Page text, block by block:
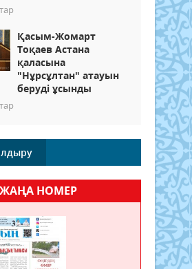
Қасым-Жомарт
Тоқаев Астана
қаласына
"Нұрсұлтан" атауын
беруді ұсынды
ЖАҢА НОМЕР